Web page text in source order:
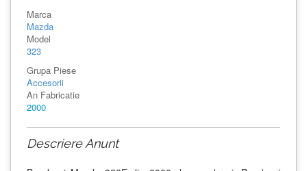
Marca
Mazda
Model
323
Grupa Piese
Accesorii
An Fabricatie
2000
Descriere Anunt